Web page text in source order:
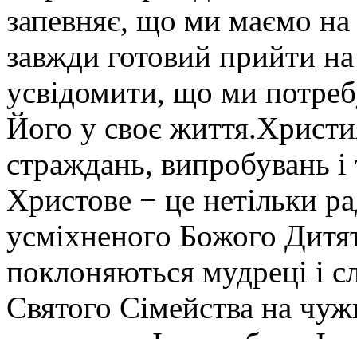
запевняє, що ми маємо на
завжди готовий прийти
усвідомити, що ми
Його у своє
страждань, випробувань і
Христове − це нетільки
усміхненого Божого
поклоняються мудреці і
Святого Сімейства на